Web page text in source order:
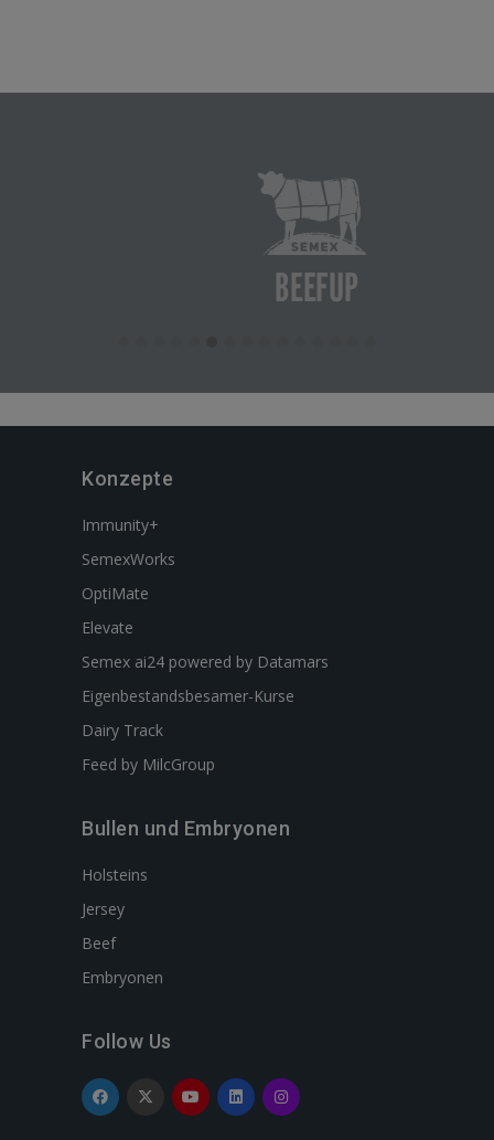
Konzepte
Immunity+
SemexWorks
OptiMate
Elevate
Semex ai24 powered by Datamars
Eigenbestandsbesamer-Kurse
Dairy Track
Feed by MilcGroup
Bullen und Embryonen
Holsteins
Jersey
Beef
Embryonen
Follow Us